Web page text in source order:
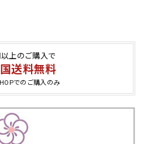
上のご購入で
送料無料
でのご購入のみ